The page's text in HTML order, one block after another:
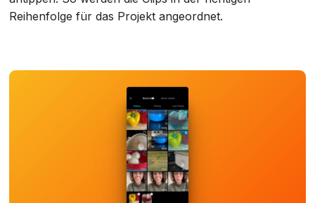
Reihenfolge für das Projekt angeordnet.